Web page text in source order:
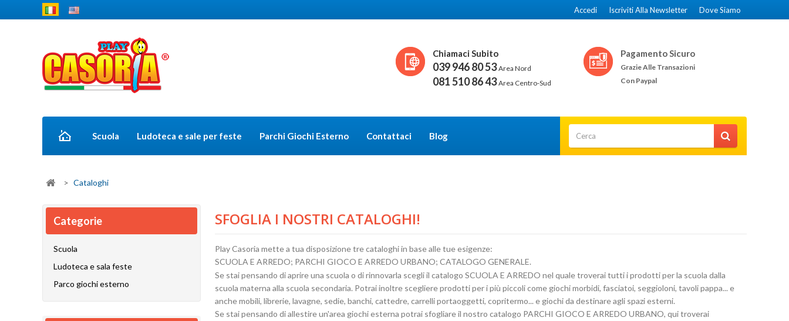
Iscriviti Alla Newsletter Dove Siamo
Accedi
Chiamaci Subito
039 946 80 53 Area Nord
081 510 86 43 Area Centro-Sud
Pagamento Sicuro
Grazie Alle Transazioni
Con Paypal
Scuola Ludoteca e sale per feste Parchi Giochi Esterno Contattaci Blog
> Cataloghi
Categorie
Scuola
Ludoteca e sala feste
Parco giochi esterno
SFOGLIA I NOSTRI CATALOGHI!
Play Casoria mette a tua disposizione tre cataloghi in base alle tue esigenze:
SCUOLA E ARREDO; PARCHI GIOCO E ARREDO URBANO; CATALOGO GENERALE.
Se stai pensando di aprire una scuola o di rinnovarla scegli il catalogo SCUOLA E ARREDO nel quale troverai tutti i prodotti per la scuola dalla
scuola materna alla scuola secondaria. Potrai inoltre scegliere prodotti per i più piccoli come giochi morbidi, fasciatoi, seggioloni, tavoli pappa... e
anche mobili, librerie, lavagne, sedie, banchi, cattedre, carrelli portaoggetti, copritermo... e giochi da destinare agli spazi esterni.
Se stai pensando di allestire un'area giochi esterna potrai sfogliare il nostro catalogo PARCHI GIOCO E ARREDO URBANO, qui troverai